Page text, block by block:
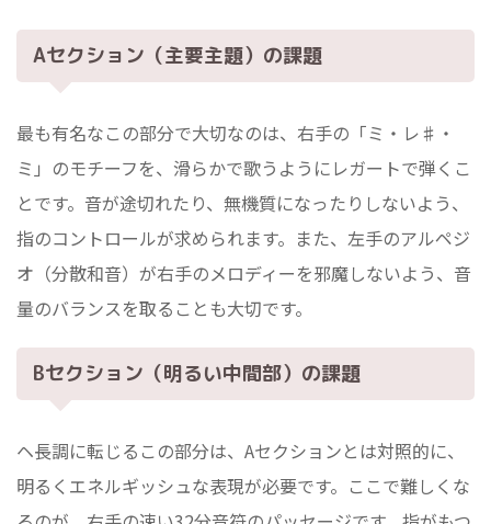
Aセクション（主要主題）の課題
最も有名なこの部分で大切なのは、右手の「ミ・レ♯・
ミ」のモチーフを、滑らかで歌うようにレガートで弾くこ
とです。音が途切れたり、無機質になったりしないよう、
指のコントロールが求められます。また、左手のアルペジ
オ（分散和音）が右手のメロディーを邪魔しないよう、音
量のバランスを取ることも大切です。
Bセクション（明るい中間部）の課題
ヘ長調に転じるこの部分は、Aセクションとは対照的に、
明るくエネルギッシュな表現が必要です。ここで難しくな